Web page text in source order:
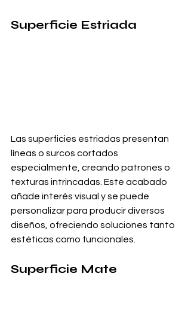
Superficie Estriada
Las superficies estriadas presentan
líneas o surcos cortados
especialmente, creando patrones o
texturas intrincadas. Este acabado
añade interés visual y se puede
personalizar para producir diversos
diseños, ofreciendo soluciones tanto
estéticas como funcionales.
Superficie Mate